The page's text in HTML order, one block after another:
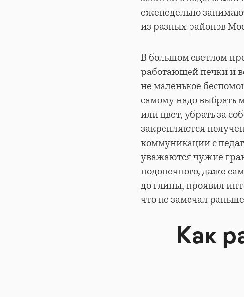
еженедельно
из разных районов
В большом светлом
работающей печки и
не маленькое
самому надо выбрать
или цвет, убрать за
закрепляются
коммуникации с
уважаются чужие
подопечного, даже
до глины, проявил
что не замечал
Как